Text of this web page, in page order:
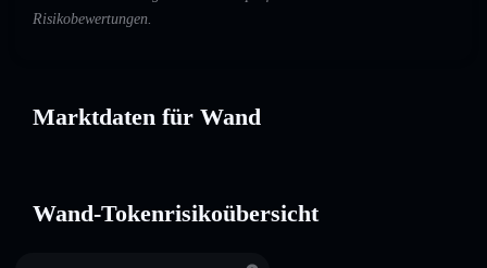
Risikobewertungen.
Marktdaten für Wand
Wand-Tokenrisikoübersicht